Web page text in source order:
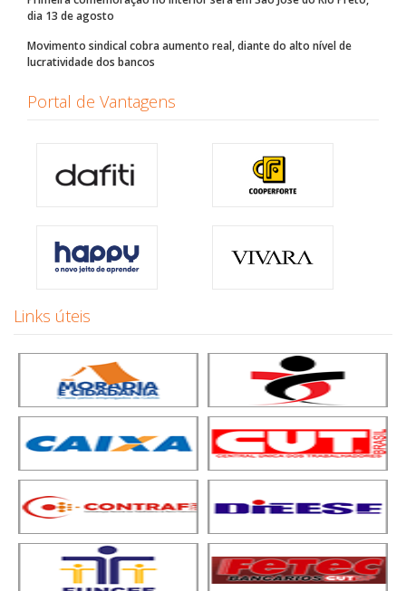
dia 13 de agosto
Movimento sindical cobra aumento real, diante do alto nível de
lucratividade dos bancos
Portal de Vantagens
Links úteis